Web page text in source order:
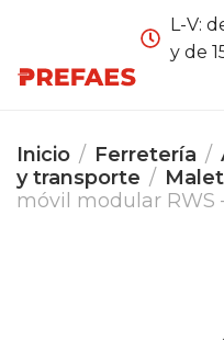
L-V:
y de
Inicio Ferretería
y transporte
móvil modular RWS